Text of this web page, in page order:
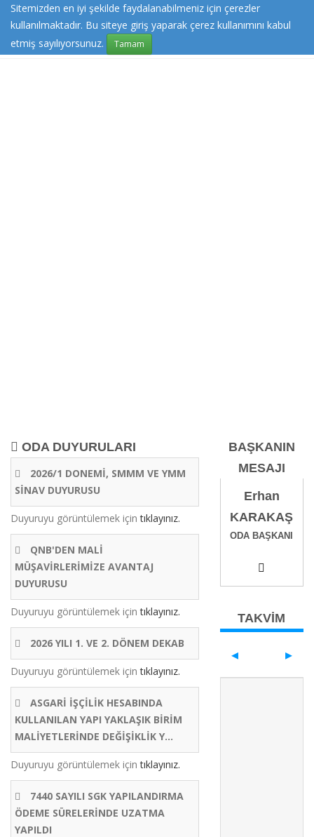
Sitemizden en iyi şekilde faydalanabilmeniz için çerezler
kullanılmaktadır. Bu siteye giriş yaparak çerez kullanımını kabul
etmiş sayılıyorsunuz.
Tamam
ODA DUYURULARI
2026/1 DONEMİ, SMMM VE YMM
SİNAV DUYURUSU
Duyuruyu görüntülemek içintıklayınız.
QNB'DEN MALİ
MÜŞAVİRLERİMİZE AVANTAJ
DUYURUSU
Duyuruyu görüntülemek içintıklayınız.
2026 YILI 1. VE 2. DÖNEM DEKAB
Duyuruyu görüntülemek içintıklayınız.
ASGARİ İŞÇİLİK HESABINDA
KULLANILAN YAPI YAKLAŞIK BİRİM
MALİYETLERİNDE DEĞİŞİKLİK Y...
Duyuruyu görüntülemek içintıklayınız.
7440 SAYILI SGK YAPILANDIRMA
ÖDEME SÜRELERİNDE UZATMA
YAPILDI
BAŞKANIN
MESAJI
Erhan
KARAKAŞ
ODA BAŞKANI
TAKVİM